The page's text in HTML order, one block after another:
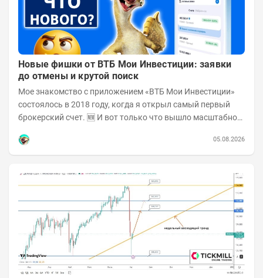
Новые фишки от ВТБ Мои Инвестиции: заявки
до отмены и крутой поиск
Мое знакомство с приложением «ВТБ Мои Инвестиции»
состоялось в 2018 году, когда я открыл самый первый
брокерский счет. 🆕 И вот только что вышло масштабное
05.08.2026